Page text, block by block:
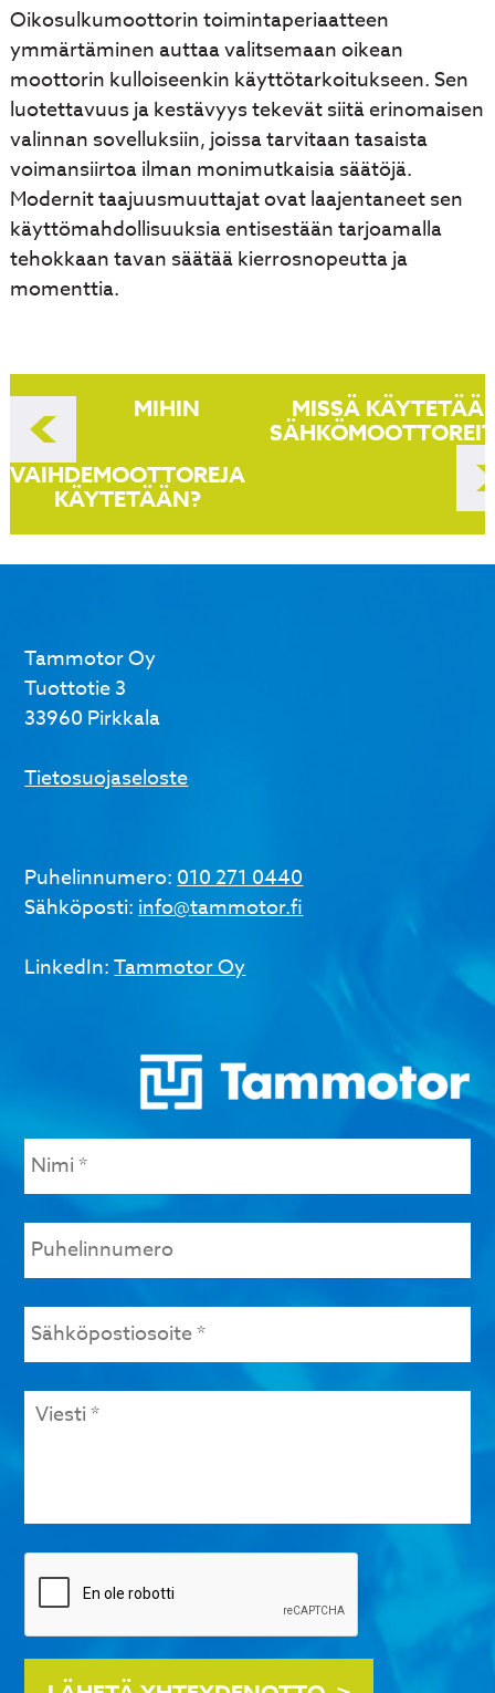
Oikosulkumoottorin toimintaperiaatteen
ymmärtäminen auttaa valitsemaan oikean
moottorin kulloiseenkin käyttötarkoitukseen. Sen
luotettavuus ja kestävyys tekevät siitä erinomaisen
valinnan sovelluksiin, joissa tarvitaan tasaista
voimansiirtoa ilman monimutkaisia säätöjä.
Modernit taajuusmuuttajat ovat laajentaneet sen
käyttömahdollisuuksia entisestään tarjoamalla
tehokkaan tavan säätää kierrosnopeutta ja
momenttia.
Artikkelien
selaus
MIHIN
VAIHDEMOOTTOREJA
KÄYTETÄÄN?
MISSÄ
Tammotor Oy
Tuottotie 3
33960 Pirkkala
Tietosuojaseloste
Puhelinnumero:010 271 0440
Sähköposti:info@tammotor.fi
LinkedIn:Tammotor Oy
Nimi *
Puhelinnumero
Sähköpostiosoite *
Viesti *
Tarkistus